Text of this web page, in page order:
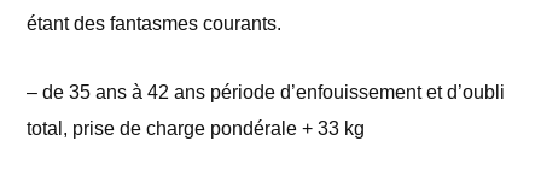
étant des fantasmes courants.
– de 35 ans à 42 ans période d’enfouissement et d’oubli
total, prise de charge pondérale + 33 kg